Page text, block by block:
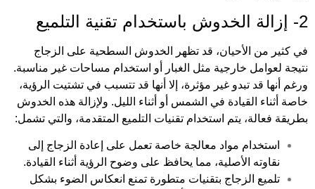
2- إزالة الخدوش باستخدام تقنية التلميع
في كثير من الأحيان، قد تظهر الخدوش السطحية على الزجاج
نتيجة لعوامل خارجية مثل الغبار أو استخدام مساحات غير مناسبة.
ورغم أنها قد تبدو غير مؤثرة، إلا أنها قد تتسبب في تشتيت الرؤية،
خاصة أثناء القيادة في الشمس أو أثناء الليل. ولإزالة هذه الخدوش
بطريقة فعالة، يتم استخدام تقنيات التلميع المتقدمة، والتي تشمل:
استخدام مواد معالجة خاصة تعمل على إعادة الزجاج إلى
نقاوته الأصلية، مما يحافظ على وضوح الرؤية أثناء القيادة.
تلميع الزجاج بتقنيات متطورة تمنع انعكاس الضوء بشكل